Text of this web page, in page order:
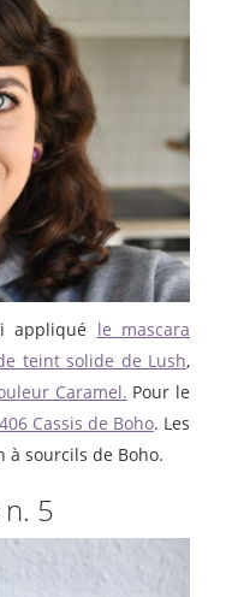
appliqué le mascara
teint solide de Lush,
Caramel. Pour le
Cassis de Boho. Les
à sourcils de Boho.
5